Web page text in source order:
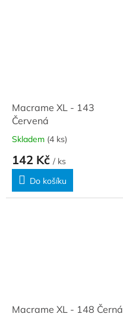
Macrame XL - 143
Červená
Skladem (4 ks)
142 Kč / ks
Do košíku
Macrame XL - 148 Černá